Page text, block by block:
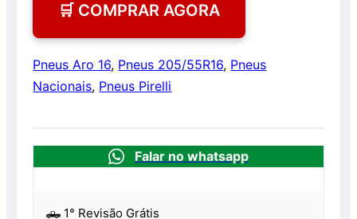
🛒 COMPRAR AGORA
Pneus Aro 16, Pneus 205/55R16, Pneus
Nacionais, Pneus Pirelli
Falar no whatsapp
🛻 1° Revisão Grátis